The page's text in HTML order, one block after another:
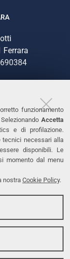
funzionamento
Accetta
e di profilazione.
tecnici necessari alla
disponibili. Le
momento dal menu
nostra Cookie Policy.
Ferrara